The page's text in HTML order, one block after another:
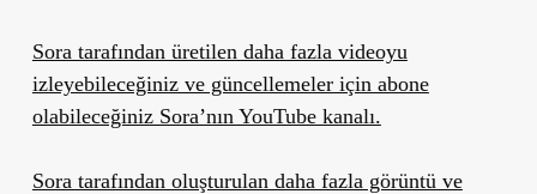
Sora tarafından üretilen daha fazla videoyu
izleyebileceğiniz ve güncellemeler için abone
olabileceğiniz Sora’nın YouTube kanalı.
Sora tarafından oluşturulan daha fazla görüntü ve